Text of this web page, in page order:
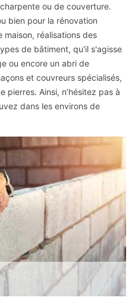
ou de couverture.
bien pour la rénovation
réalisations des
de bâtiment, qu'il s'agisse
ou encore un abri de
et couvreurs spécialisés,
pierres. Ainsi, n’hésitez pas à
dans les environs de